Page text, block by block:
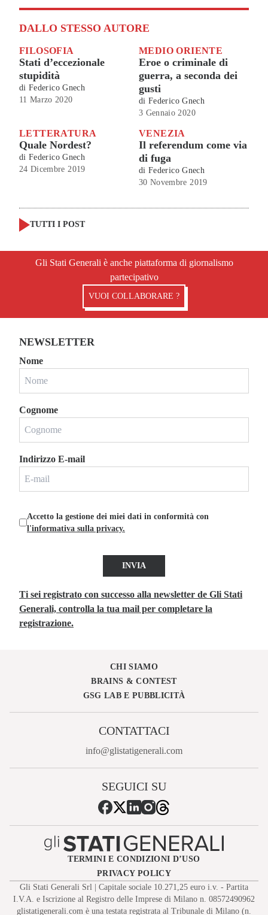
DALLO STESSO AUTORE
FILOSOFIA
Stati d’eccezionale
stupidità
di Federico Gnech
11 Marzo 2020
MEDIO ORIENTE
Eroe o criminale di
guerra, a seconda dei
gusti
di Federico Gnech
3 Gennaio 2020
LETTERATURA
Quale Nordest?
di Federico Gnech
24 Dicembre 2019
VENEZIA
Il referendum come via
di fuga
di Federico Gnech
30 Novembre 2019
TUTTI I POST
Gli Stati Generali è anche piattaforma di giornalismo
partecipativo
VUOI COLLABORARE ?
NEWSLETTER
Nome
Cognome
Indirizzo E-mail
Accetto la gestione dei miei dati in conformità con
l'informativa sulla privacy.
INVIA
Ti sei registrato con successo alla newsletter de Gli Stati
Generali, controlla la tua mail per completare la
registrazione.
CHI SIAMO
BRAINS & CONTEST
GSG LAB E PUBBLICITÀ
CONTATTACI
info@glistatigenerali.com
SEGUICI SU
TERMINI E CONDIZIONI D’USO
PRIVACY POLICY
Gli Stati Generali Srl | Capitale sociale 10.271,25 euro i.v. - Partita
I.V.A. e Iscrizione al Registro delle Imprese di Milano n. 08572490962
glistatigenerali.com è una testata registrata al Tribunale di Milano (n.